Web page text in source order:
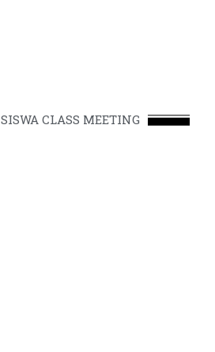
CLASS MEETING